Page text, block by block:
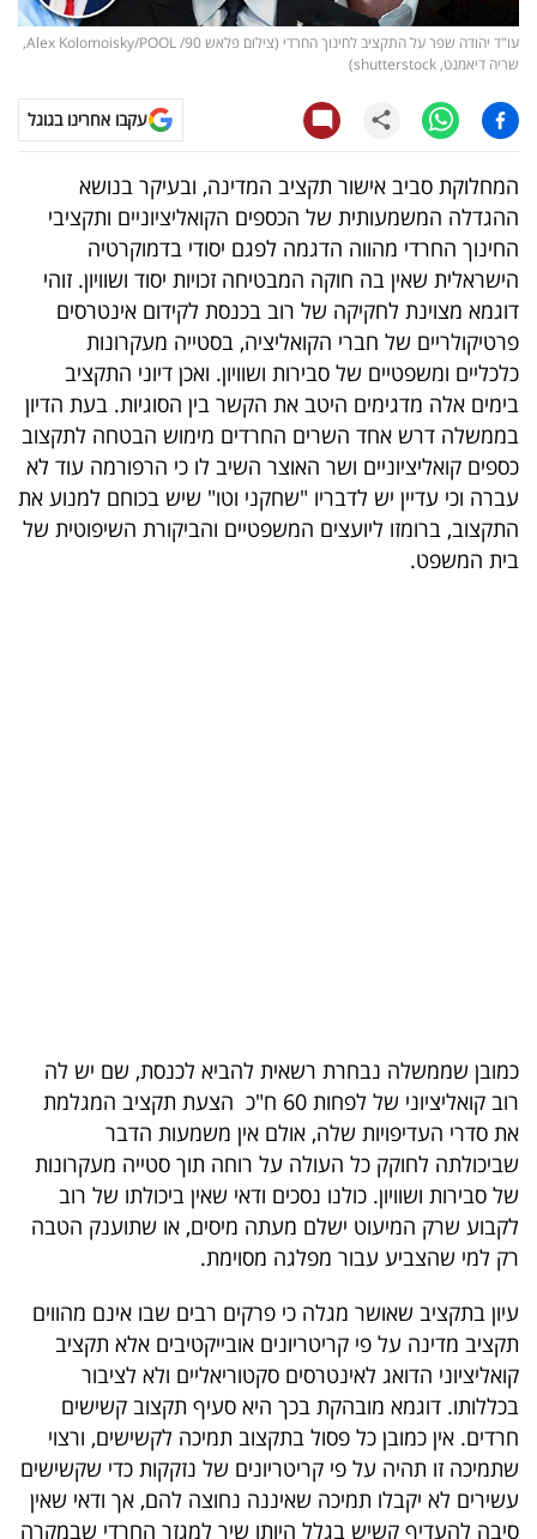
ויראלי
עסקי
ספורט
קריירה
ולימודים
מינויים
רייטינג
רכב
בריאות
תרבות
שיתופי
פעולה
דרושים
ניוזלטרים
מייל
אדום
עו"ד יהודה שפר על התקציב לחינוך החרדי (צילום פלאש 90/ Alex Kolomoisky/POOL,
שריה דיאמנט, shutterstock)
עקבו אחרינו בגוגל
המחלוקת סביב אישור תקציב המדינה, ובעיקר בנושא
ההגדלה המשמעותית של הכספים הקואליציוניים ותקציבי
החינוך החרדי מהווה הדגמה לפגם יסודי בדמוקרטיה
הישראלית שאין בה חוקה המבטיחה זכויות יסוד ושוויון. זוהי
דוגמא מצוינת לחקיקה של רוב בכנסת לקידום אינטרסים
פרטיקולריים של חברי הקואליציה, בסטייה מעקרונות
כלכליים ומשפטיים של סבירות ושוויון. ואכן דיוני התקציב
בימים אלה מדגימים היטב את הקשר בין הסוגיות. בעת הדיון
בממשלה דרש אחד השרים החרדים מימוש הבטחה לתקצוב
כספים קואליציוניים ושר האוצר השיב לו כי הרפורמה עוד לא
עברה וכי עדיין יש לדבריו "שחקני וטו" שיש בכוחם למנוע את
התקצוב, ברומזו ליועצים המשפטיים והביקורת השיפוטית של
בית המשפט.
כמובן שממשלה נבחרת רשאית להביא לכנסת, שם יש לה
רוב קואליציוני של לפחות 60 ח"כ הצעת תקציב המגלמת
את סדרי העדיפויות שלה, אולם אין משמעות הדבר
שביכולתה לחוקק כל העולה על רוחה תוך סטייה מעקרונות
של סבירות ושוויון. כולנו נסכים ודאי שאין ביכולתו של רוב
לקבוע שרק המיעוט ישלם מעתה מיסים, או שתוענק הטבה
רק למי שהצביע עבור מפלגה מסוימת.
עיון בתקציב שאושר מגלה כי פרקים רבים שבו אינם מהווים
תקציב מדינה על פי קריטריונים אובייקטיבים אלא תקציב
קואליציוני הדואג לאינטרסים סקטוריאליים ולא לציבור
בכללותו. דוגמא מובהקת בכך היא סעיף תקצוב קשישים
חרדים. אין כמובן כל פסול בתקצוב תמיכה לקשישים, ורצוי
שתמיכה זו תהיה על פי קריטריונים של נזקקות כדי שקשישים
עשירים לא יקבלו תמיכה שאיננה נחוצה להם, אך ודאי שאין
סיבה להעדיף קשיש בגלל היותו שיך למגזר החרדי שבמקרה